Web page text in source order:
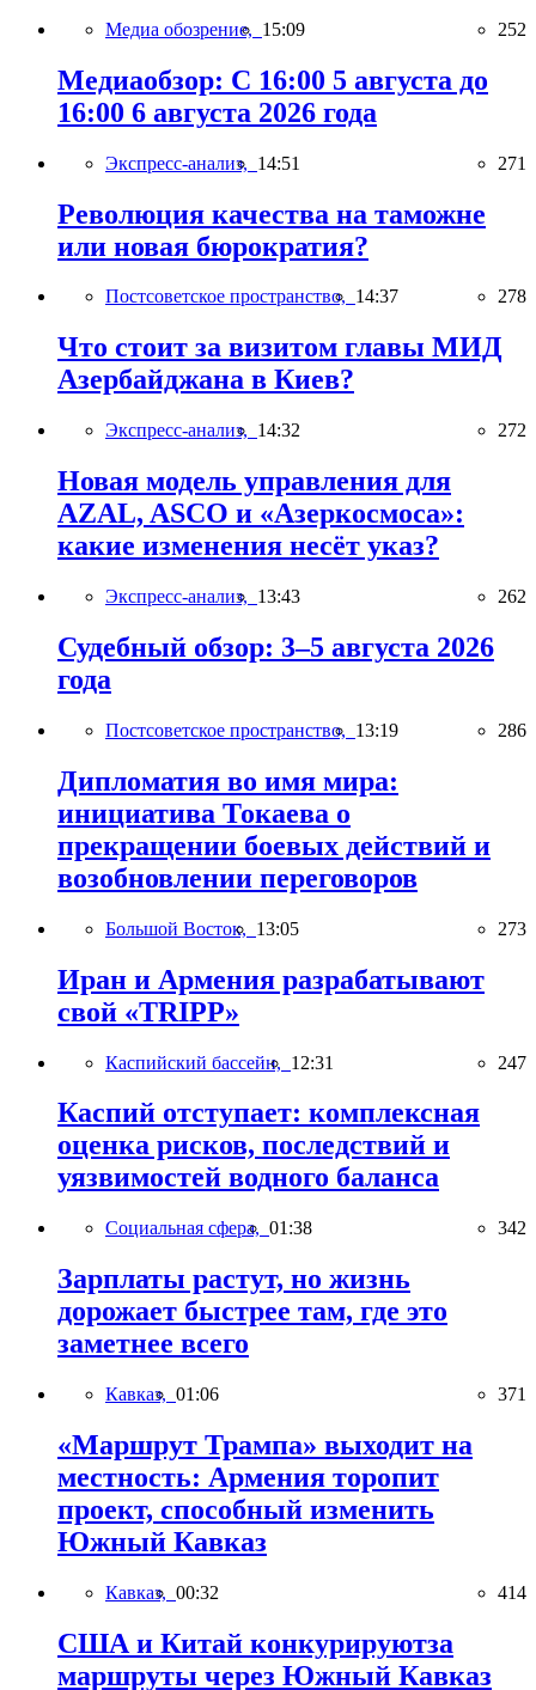
Медиа обозрение, 15:09 252
Медиаобзор: С 16:00 5 августа до
16:00 6 августа 2026 года
Экспресс-анализ, 14:51 271
Революция качества на таможне
или новая бюрократия?
Постсоветское пространство, 14:37 278
Что стоит за визитом главы МИД
Азербайджана в Киев?
Экспресс-анализ, 14:32 272
Новая модель управления для
AZAL, ASCO и «Азеркосмоса»:
какие изменения несёт указ?
Экспресс-анализ, 13:43 262
Судебный обзор: 3–5 августа 2026
года
Постсоветское пространство, 13:19 286
Дипломатия во имя мира:
инициатива Токаева о
прекращении боевых действий и
возобновлении переговоров
Большой Восток, 13:05 273
Иран и Армения разрабатывают
свой «TRIPP»
Каспийский бассейн, 12:31 247
Каспий отступает: комплексная
оценка рисков, последствий и
уязвимостей водного баланса
Социальная сфера, 01:38 342
Зарплаты растут, но жизнь
дорожает быстрее там, где это
заметнее всего
Кавказ, 01:06 371
«Маршрут Трампа» выходит на
местность: Армения торопит
проект, способный изменить
Южный Кавказ
Кавказ, 00:32 414
США и Китай конкурируютза
маршруты через Южный Кавказ